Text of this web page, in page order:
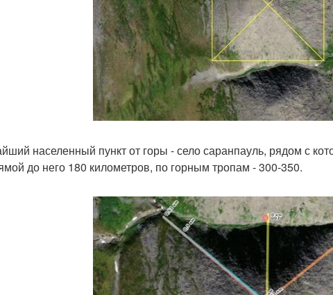
населенный пункт от горы - село саранпауль, рядом с
до него 180 километров, по горным тропам - 300-350.